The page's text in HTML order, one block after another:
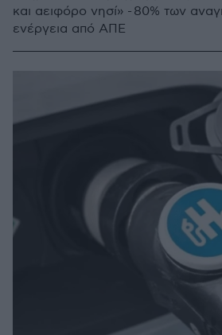
και αειφόρο νησί» - 80% των
ενέργεια από ΑΠΕ